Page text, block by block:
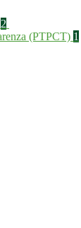
2
(PTPCT) 1